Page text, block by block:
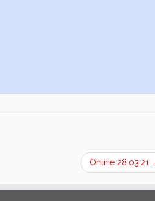
Online 28.03.21